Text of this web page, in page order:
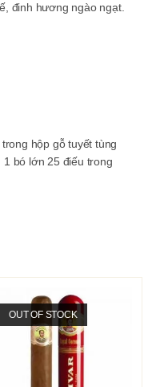
đinh hương ngào ngạt.
hộp gỗ tuyết tùng
bó lớn 25 điếu trong
OUT OF STOCK